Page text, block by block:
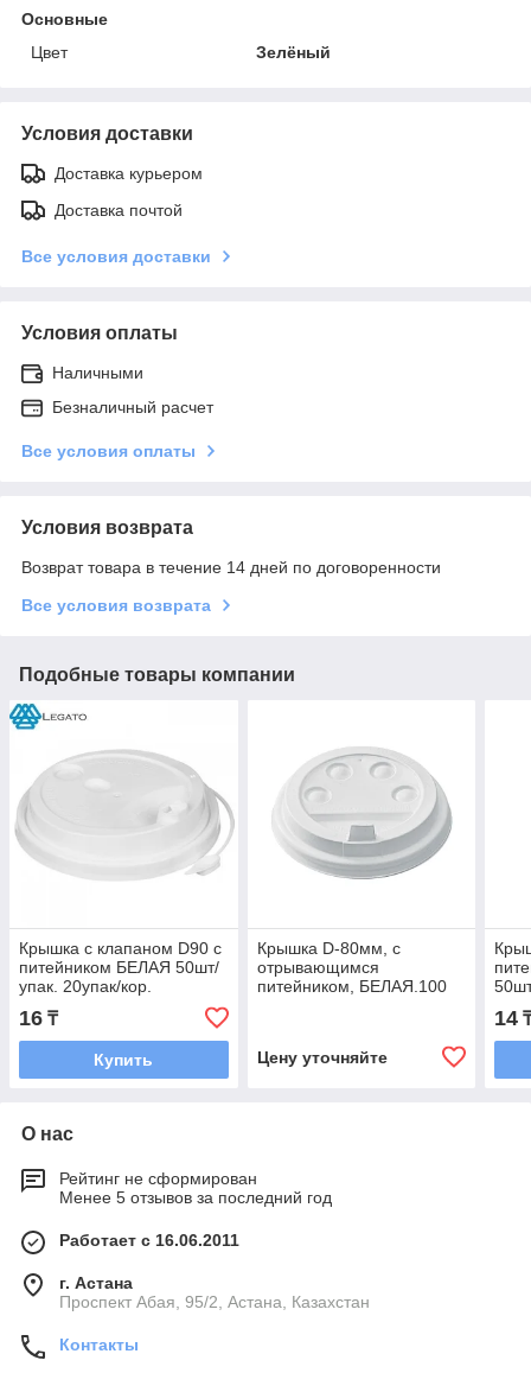
Основные
Цвет
Зелёный
Условия доставки
Доставка курьером
Доставка почтой
Все условия доставки
Условия оплаты
Наличными
Безналичный расчет
Все условия оплаты
Условия возврата
Возврат товара в течение 14 дней по договоренности
Все условия возврата
Подобные товары компании
Крышка с клапаном D90 с
питейником БЕЛАЯ 50шт/
упак. 20упак/кор.
16 ₸
Купить
Крышка D-80мм, с
отрывающимся
питейником, БЕЛАЯ.100
Цену уточняйте
14
О нас
Рейтинг не сформирован
Менее 5 отзывов за последний год
Работает с 16.06.2011
г. Астана
​Проспект Абая, 95/2, Астана, Казахстан
Контакты